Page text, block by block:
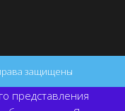
защищены
представления